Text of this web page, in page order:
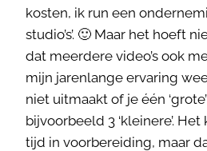
kosten, ik run een
studio’s’. 🙂 Maar het hoeft
dat meerdere video’s ook
mijn jarenlange ervaring
niet uitmaakt of je één
bijvoorbeeld 3 ‘kleinere’.
tijd in voorbereiding, maar